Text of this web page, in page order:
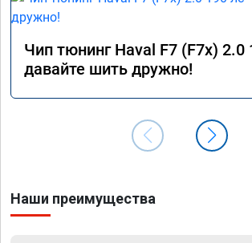
Чип тюнинг Haval F7 (F7x) 2.0
давайте шить дружно!
Наши преимущества